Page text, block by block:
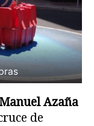
Azaña
de